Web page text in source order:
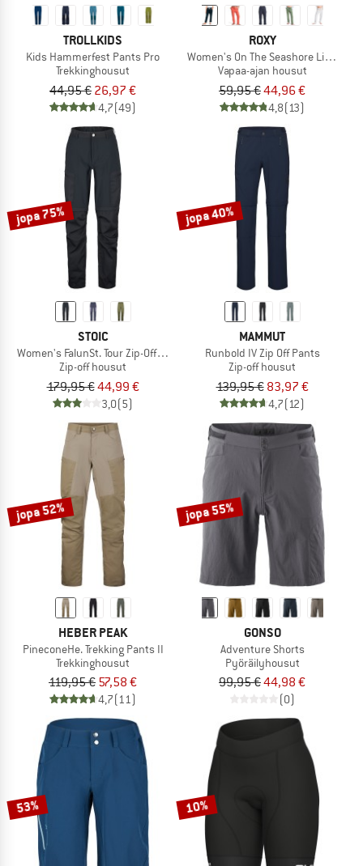
TROLLKIDS
Kids Hammerfest Pants Pro
Trekkinghousut
44,95 € 26,97 €
4,7(49)
ROXY
Women's On The Seashore Linen
Vapaa-ajan housut
59,95 €44,96 €
4,8(13)
jopa 75%
STOIC
Women's FalunSt. Tour Zip-Off Pants Light
Zip-off housut
179,95 €44,99 €
3,0(5)
jopa 40%
MAMMUT
Runbold IV Zip Off Pants
Zip-off housut
139,95 € 83,97 €
4,7(12)
jopa 52%
HEBER PEAK
PineconeHe. Trekking Pants II
Trekkinghousut
119,95 € 57,58 €
4,7(11)
jopa 55%
GONSO
Adventure Shorts
Pyöräilyhousut
99,95 €44,98 €
(0)
53% 10%